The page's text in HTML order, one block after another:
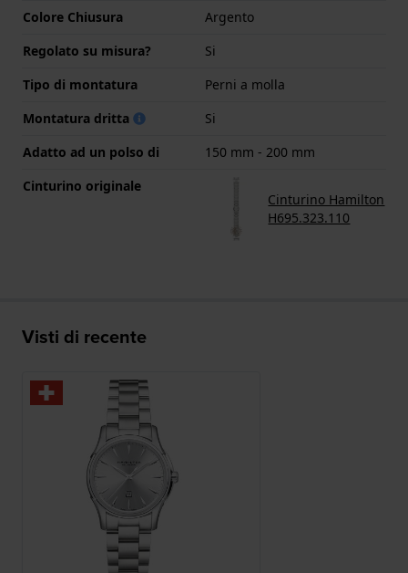
Colore Chiusura
Argento
Regolato su misura?
Si
Tipo di montatura
Perni a molla
Montatura dritta
Si
Adatto ad un polso di
150 mm - 200 mm
Cinturino originale
Cinturino Hamilton
H695.323.110
Visti di recente